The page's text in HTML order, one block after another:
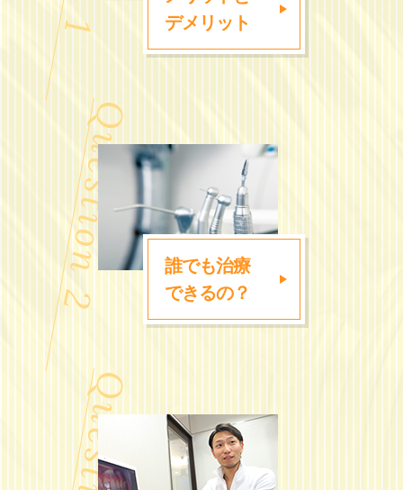
デメリット
誰でも治療
できるの？